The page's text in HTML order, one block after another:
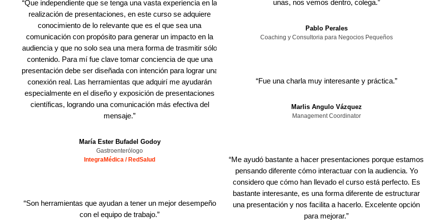
“Que independiente que se tenga una vasta experiencia en la
realización de presentaciones, en este curso se adquiere
conocimiento de lo relevante que es el que sea una
comunicación con propósito para generar un impacto en la
audiencia y que no solo sea una mera forma de trasmitir sólo
contenido. Para mí fue clave tomar conciencia de que una
presentación debe ser diseñada con intención para lograr una
conexión real. Las herramientas que adquirí me ayudarán
especialmente en el diseño y exposición de presentaciones
científicas, logrando una comunicación más efectiva del
mensaje.”
María Ester Bufadel Godoy
Gastroenterólogo
IntegraMédica / RedSalud
“Son herramientas que ayudan a tener un mejor desempeño
con el equipo de trabajo.”
unas, nos vemos dentro, colega.”
Pablo Perales
Coaching y Consultoria para Negocios Pequeños
“Fue una charla muy interesante y práctica.”
Marlis Angulo Vázquez
Management Coordinator
“Me ayudó bastante a hacer presentaciones porque estamos
pensando diferente cómo interactuar con la audiencia. Yo
considero que cómo han llevado el curso está perfecto. Es
bastante interesante, es una forma diferente de estructurar
una presentación y nos facilita a hacerlo. Excelente opción
para mejorar.”